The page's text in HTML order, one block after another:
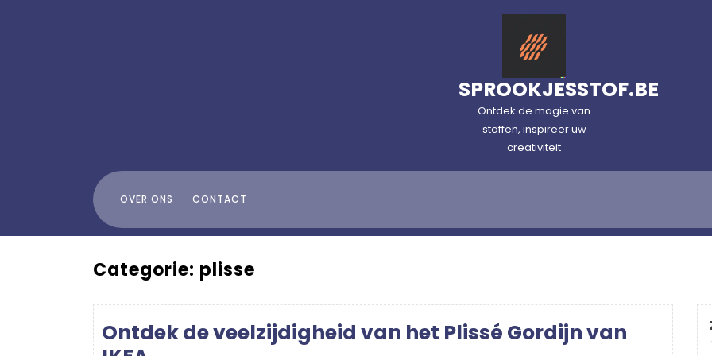
SPROOKJESSTOF.BE
Ontdek de magie van
stoffen, inspireer uw
creativiteit
OVER ONS CONTACT
Categorie: plisse
Ontdek de veelzijdigheid van het Plissé Gordijn van